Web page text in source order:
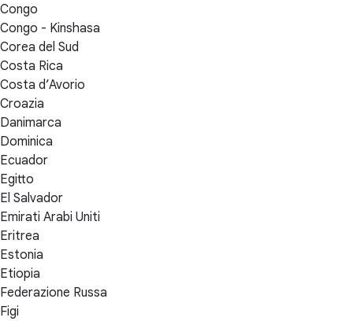
Congo
Congo - Kinshasa
Corea del Sud
Costa Rica
Costa d’Avorio
Croazia
Danimarca
Dominica
Ecuador
Egitto
El Salvador
Emirati Arabi Uniti
Eritrea
Estonia
Etiopia
Federazione Russa
Figi